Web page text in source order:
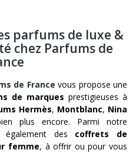
parfums de luxe &
chez Parfums de
de France vous propose une
de marques prestigieuses à
Hermès, Montblanc, Nina
plus encore. Parmi notre
également des coffrets de
femme, à offrir ou pour vous